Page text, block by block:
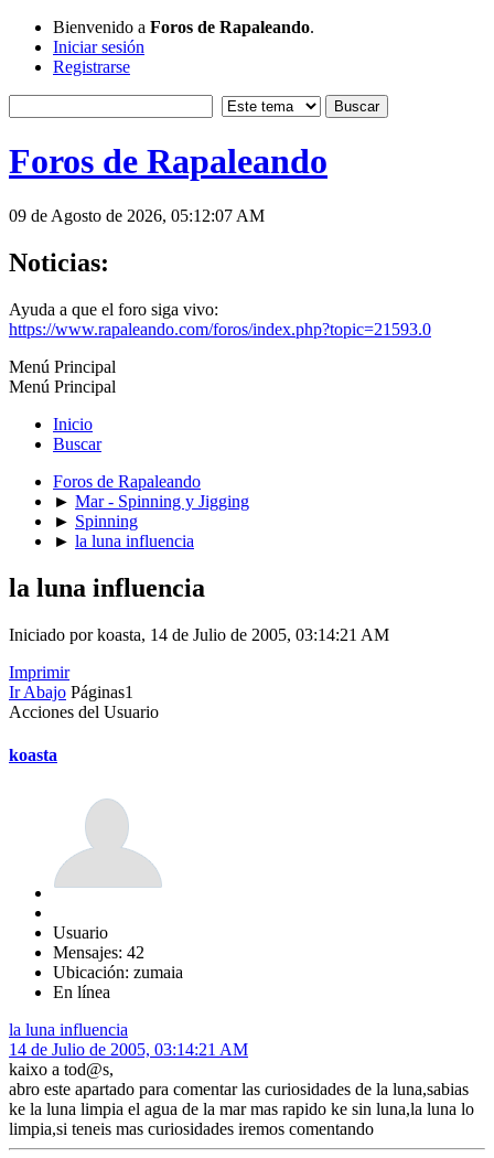
Bienvenido a Foros de Rapaleando.
Iniciar sesión
Registrarse
Foros de Rapaleando
09 de Agosto de 2026, 05:12:07 AM
Noticias:
Ayuda a que el foro siga vivo:
https://www.rapaleando.com/foros/index.php?topic=21593.0
Menú Principal
Menú Principal
Inicio
Buscar
Foros de Rapaleando
► Mar - Spinning y Jigging
► Spinning
► la luna influencia
la luna influencia
Iniciado por koasta, 14 de Julio de 2005, 03:14:21 AM
Imprimir
Ir Abajo Páginas1
Acciones del Usuario
koasta
Usuario
Mensajes: 42
Ubicación: zumaia
En línea
la luna influencia
14 de Julio de 2005, 03:14:21 AM
kaixo a tod@s,
abro este apartado para comentar las curiosidades de la luna,sabias
ke la luna limpia el agua de la mar mas rapido ke sin luna,la luna lo
limpia,si teneis mas curiosidades iremos comentando